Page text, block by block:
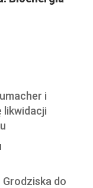
i
likwidacji
do